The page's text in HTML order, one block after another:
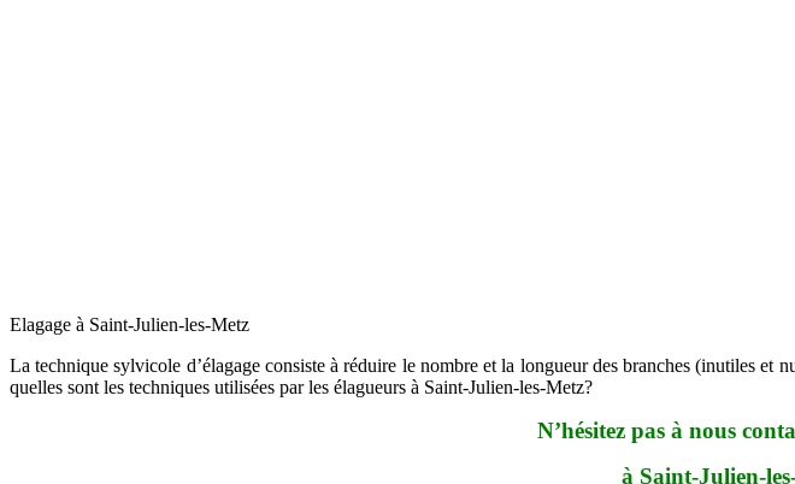
Elagage à Saint-Julien-les-Metz
La technique sylvicole d’élagage consiste à réduire le nombre et la longueur des branches (inutiles et
quelles sont les techniques utilisées par les élagueurs à Saint-Julien-les-Metz?
N’hésitez pas à nous
à Saint-Julien-